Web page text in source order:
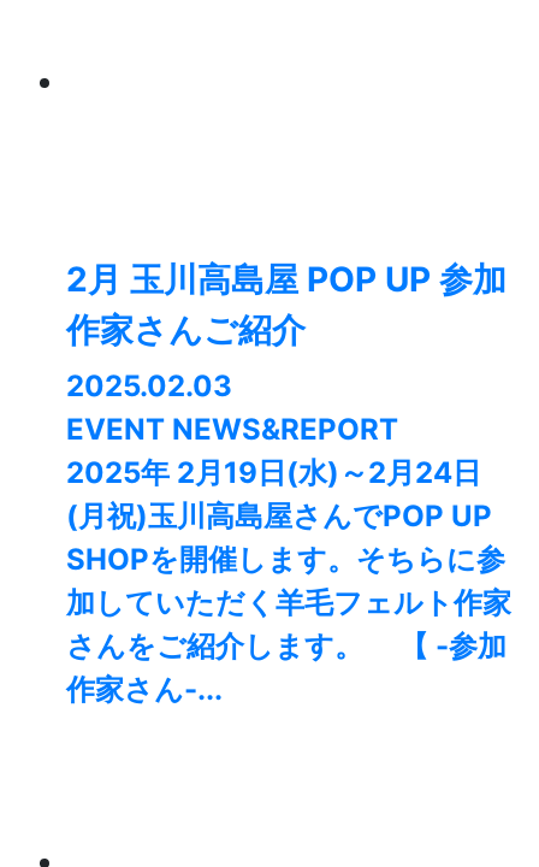
2月 玉川高島屋 POP UP 参加
作家さんご紹介
2025.02.03
EVENT NEWS&REPORT
2025年 2月19日(水)～2月24日
(月祝)玉川高島屋さんでPOP UP
SHOPを開催します。そちらに参
加していただく羊毛フェルト作家
さんをご紹介します。 【 -参加
作家さん-...